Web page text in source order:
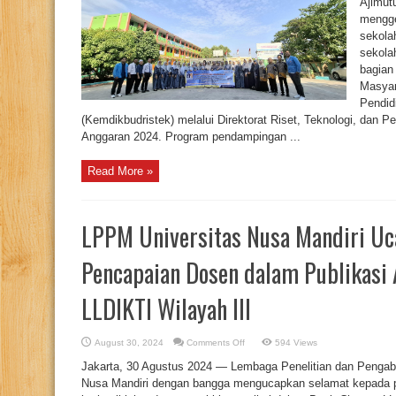
Menuju
Era
Digitalisasi
dengan
Pendampingan
dari
Universitas
Nusa
Mandiri
(Kemdikbudristek) melalui Direktorat Riset, Teknologi, dan
Anggaran 2024. Program pendampingan ...
Read More »
LPPM Universitas Nusa Mandiri
Pencapaian Dosen dalam
LLDIKTI Wilayah III
August 30, 2024 Comments Offon
Universitas
Nusa
Mandiri
Ucapkan
594 Views
Jakarta, 30 Agustus 2024 — Lembaga Penelitian dan
Nusa Mandiri dengan bangga mengucapkan selamat